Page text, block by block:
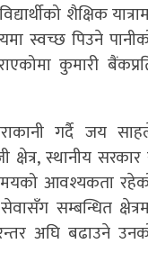
शैक्षिक
स्वच्छ पिउने
कुमारी
गर्दै जय
स्थानीय सरकार
आवश्यकता
सम्बन्धित
अघि बढाउने